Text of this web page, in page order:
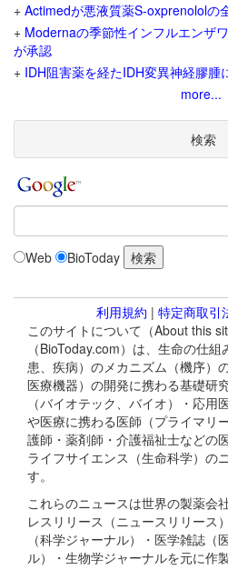
+ Actimedが悪液質薬S-oxprenololの
+ Modernaの季節性インフルエンザ
が承認
+ IDH阻害薬を経たIDH変異神経膠腫
more...
検索
Web BioToday
利用規約 | 特定商取引
このサイトについて（About this
（BioToday.com）は、生命の仕
患、疾病）のメカニズム（機序）
医療機器）の開発に携わる基礎研
（バイオテック、バイオ）・応
や医療に携わる医師（プライマリ
護師・薬剤師・介護福祉士などの
ライフサイエンス（生命科学）の
す。
これらのニュースは世界の製薬会
レスリリース（ニュースリリース
（科学ジャーナル）・医学雑誌（
ル）・生物学ジャーナルを元に作